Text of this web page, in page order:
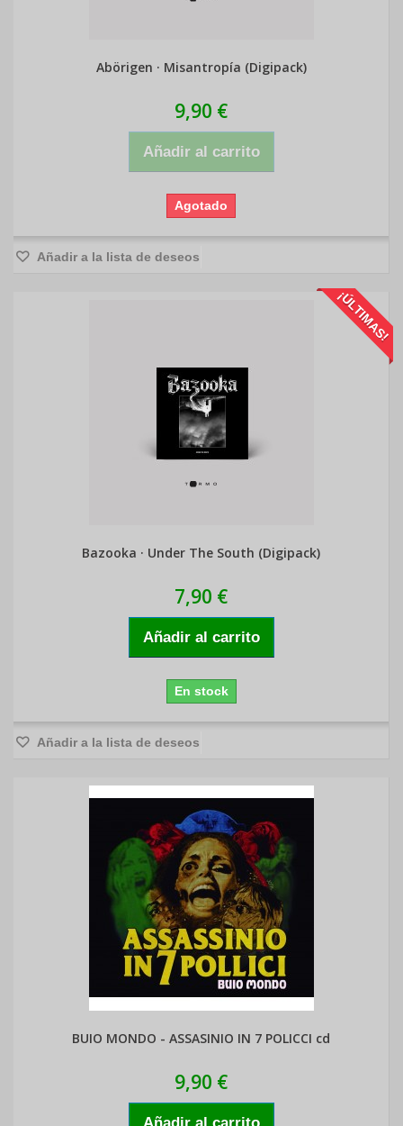
Abörigen · Misantropía (Digipack)
9,90 €
Añadir al carrito
Agotado
Añadir a la lista de deseos
¡ÚLTIMAS!
Bazooka · Under The South (Digipack)
7,90 €
Añadir al carrito
En stock
Añadir a la lista de deseos
BUIO MONDO - ASSASINIO IN 7 POLICCI cd
9,90 €